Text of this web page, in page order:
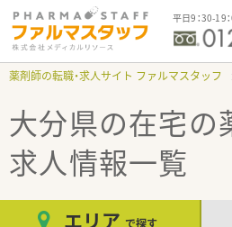
平日9：30-19
薬剤師の転職・求人サイト ファルマスタッフ
大分県の在宅の
求人情報一覧
エリア で探す